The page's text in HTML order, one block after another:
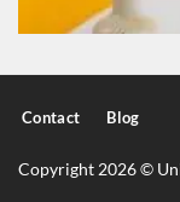
Contact Blog
Copyright 2026 ©